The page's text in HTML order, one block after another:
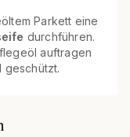
Parkett eine
durchführen.
auftragen
geschützt.